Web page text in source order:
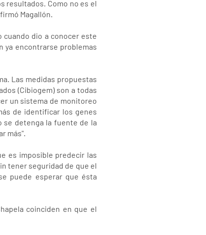
resultados. Como no es el
Magallón.
cuando dio a conocer este
ya encontrarse problemas
Las medidas propuestas
(Cibiogem) son a todas
un sistema de monitoreo
de identificar los genes
se detenga la fuente de la
más".
es imposible predecir las
tener seguridad de que el
puede esperar que ésta
coinciden en que el